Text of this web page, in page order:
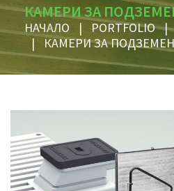
КАМЕРИ ЗА
НАЧАЛО | PORTFOLIO |
|
КАМЕРИ ЗА